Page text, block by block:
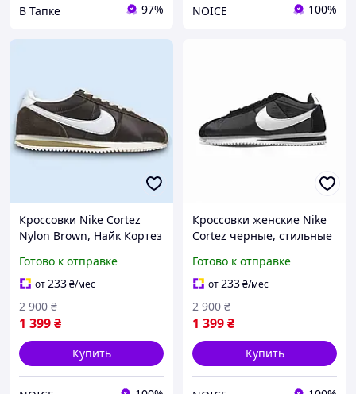
В Тапке 97% NOICE 100%
Кроссовки Nike Cortez
Nylon Brown, Найк Кортез
ретро, стильные,
повседневные,
демисезонные кросы
Готово к отправке
от233₴/мес
1 399₴
2 900 ₴
Купить
Кроссовки женские Nike
Cortez черные, стильные
города Найк Кортез
Нейлон кросы
Готово к отправке
от233₴/мес
1 399₴
2 900 ₴
Купить